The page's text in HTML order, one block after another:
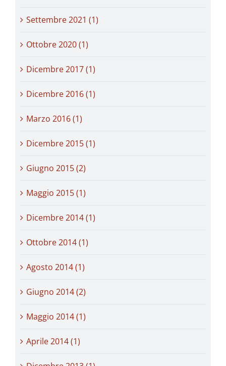
Settembre 2021 (1)
Ottobre 2020 (1)
Dicembre 2017 (1)
Dicembre 2016 (1)
Marzo 2016 (1)
Dicembre 2015 (1)
Giugno 2015 (2)
Maggio 2015 (1)
Dicembre 2014 (1)
Ottobre 2014 (1)
Agosto 2014 (1)
Giugno 2014 (2)
Maggio 2014 (1)
Aprile 2014 (1)